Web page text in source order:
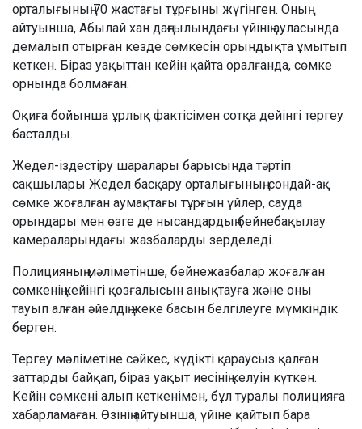
орталығының 70 жастағы тұрғыны жүгінген. Оның
айтуынша, Абылай хан даңғылындағы үйінің ауласында
демалып отырған кезде сөмкесін орындықта ұмытып
кеткен. Біраз уақыттан кейін қайта оралғанда, сөмке
орнында болмаған.
Оқиға бойынша ұрлық фактісімен сотқа дейінгі тергеу
басталды.
Жедел-іздестіру шаралары барысында тәртіп
сақшылары Жедел басқару орталығының, сондай-ақ
сөмке жоғалған аумақтағы тұрғын үйлер, сауда
орындары мен өзге де нысандардың бейнебақылау
камераларындағы жазбаларды зерделеді.
Полицияның мәліметінше, бейнежазбалар жоғалған
сөмкенің кейінгі қозғалысын анықтауға және оны
тауып алған әйелдің жеке басын белгілеуге мүмкіндік
берген.
Тергеу мәліметіне сәйкес, күдікті қараусыз қалған
заттарды байқап, біраз уақыт иесінің келуін күткен.
Кейін сөмкені алып кеткенімен, бұл туралы полицияға
хабарламаған. Өзінің айтуынша, үйіне қайтып бара